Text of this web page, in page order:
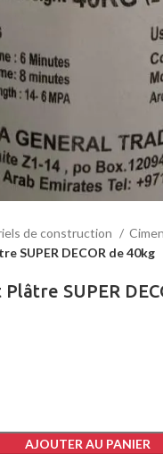
to enlarge
de construction
SUPER DECOR de 40kg
Plâtre SUPER
AJOUTER AU PANIER